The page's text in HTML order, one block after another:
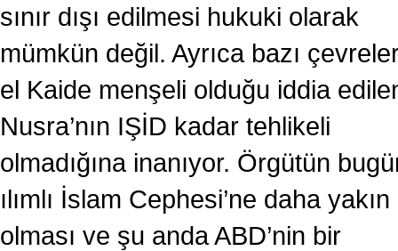
sınır dışı edilmesi hukuki olarak
mümkün değil. Ayrıca bazı
el Kaide menşeli olduğu iddia
Nusra’nın IŞİD kadar tehlikeli
olmadığına inanıyor. Örgütün
ılımlı İslam Cephesi’ne daha yakın
olması ve şu anda ABD’nin bir